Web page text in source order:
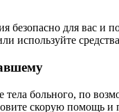
безопасно для вас
используйте
больного, по
скорую помощь